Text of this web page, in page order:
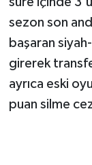
sezon son
başaran
girerek
ayrıca eski
puan silme